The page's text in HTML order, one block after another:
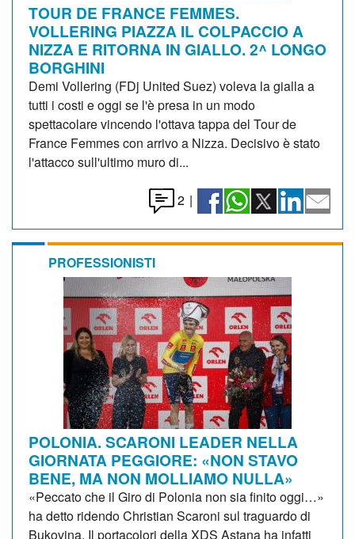
TOUR DE FRANCE FEMMES.
VOLLERING PIAZZA IL COLPACCIO A
NIZZA E RITORNA IN GIALLO. 2^ LONGO
BORGHINI
Demi Vollering (FDj United Suez) voleva la gialla a
tutti i costi e oggi se l'è presa in un modo
spettacolare vincendo l'ottava tappa del Tour de
France Femmes con arrivo a Nizza. Decisivo è stato
l'attacco sull'ultimo muro di...
2 |
PROFESSIONISTI
POLONIA. SCARONI LEADER NELLA
GIORNATA PEGGIORE: «NON STAVO
BENE, MA NON MOLLIAMO NULLA»
«Peccato che il Giro di Polonia non sia finito oggi…»
ha detto ridendo Christian Scaroni sul traguardo di
Bukovina. Il portacolori della XDS Astana ha infatti